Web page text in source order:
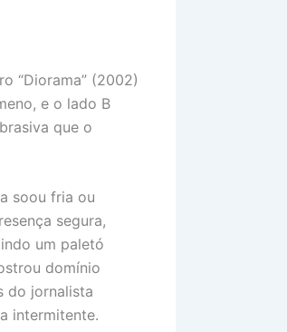
“Diorama” (2002)
e o lado B
que o
soou fria ou
segura,
um paletó
domínio
do jornalista
intermitente.